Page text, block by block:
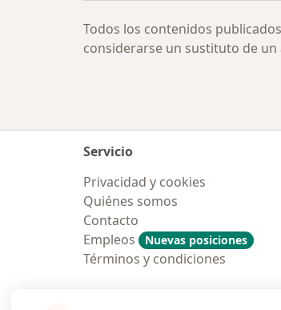
Todos los contenidos
considerarse un sustituto de
Servicio
Privacidad y cookies
Quiénes somos
Contacto
Empleos
Nuevas posiciones
Términos y condiciones